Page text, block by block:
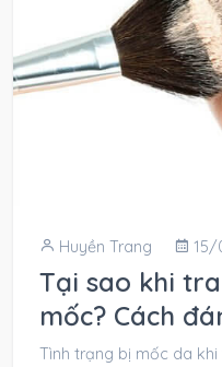
Huyền Trang 15/
Tại sao khi
mốc? Cách
điểm không
Tình trạng bị mốc da